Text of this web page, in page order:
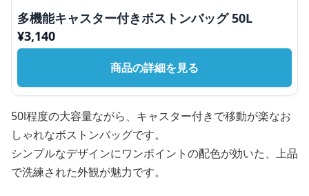
多機能キャスター付きボストンバッグ 50L
¥3,140
商品の詳細を見る
50l程度の大容量ながら、キャスター付きで移動が楽なお
しゃれなボストンバッグです。
シンプルなデザインにワンポイントの配色が効いた、上品
で洗練された外観が魅力です。